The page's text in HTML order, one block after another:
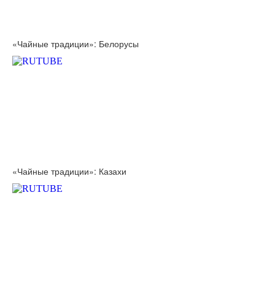
«Чайные традиции»: Белорусы
«Чайные традиции»: Казахи